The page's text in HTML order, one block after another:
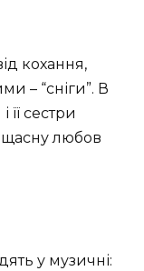
кохання,
– “сніги”. В
її сестри
любов
у музичні: